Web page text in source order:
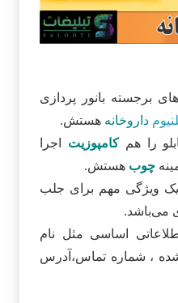
برجسته بانور پردازی
داروخانه هستش.
را همکامپوزیت اجرا
چوب هستش.
یک ویژگی مهم برای جلب
می‌باشد.
اساسی مثل نام
شده ، شماره تماس،آدرس